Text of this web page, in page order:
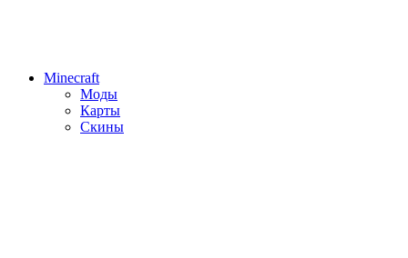
Minecraft
Моды
Карты
Скины